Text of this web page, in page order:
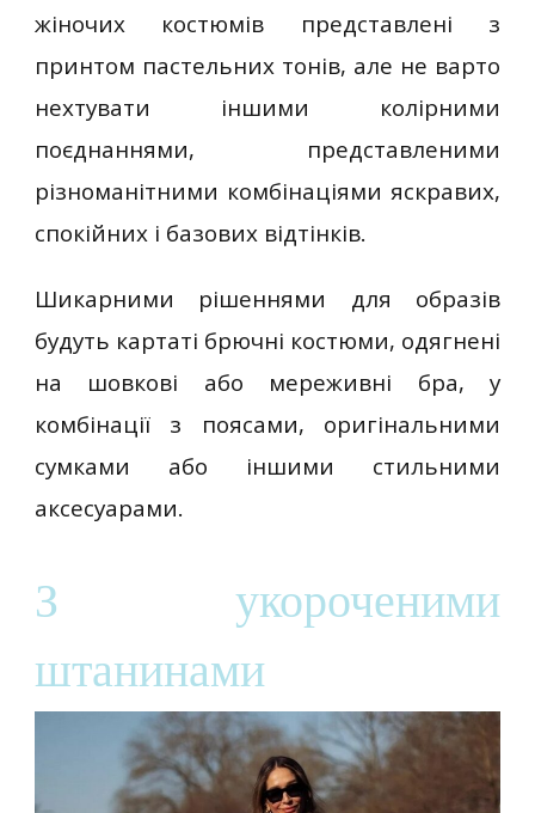
жіночих костюмів представлені з
принтом пастельних тонів, але не варто
нехтувати іншими колірними
поєднаннями, представленими
різноманітними комбінаціями яскравих,
спокійних і базових відтінків.
Шикарними рішеннями для образів
будуть картаті брючні костюми, одягнені
на шовкові або мереживні бра, у
комбінації з поясами, оригінальними
сумками або іншими стильними
аксесуарами.
З укороченими
штанинами